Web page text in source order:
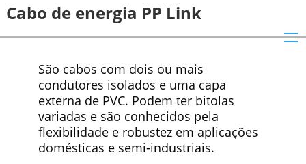
Cabo de energia PP Link
São cabos com dois ou mais
condutores isolados e uma capa
externa de PVC. Podem ter bitolas
variadas e são conhecidos pela
flexibilidade e robustez em aplicações
domésticas e semi-industriais.